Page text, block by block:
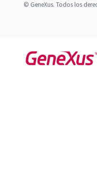
© GeneXus. Todos los